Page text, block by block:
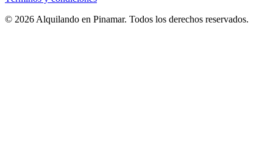
© 2026 Alquilando en Pinamar. Todos los derechos reservados.